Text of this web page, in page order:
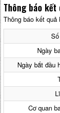
Thông báo
Thông báo kết
Ngày
Ngày bắt đầu
Cơ quan